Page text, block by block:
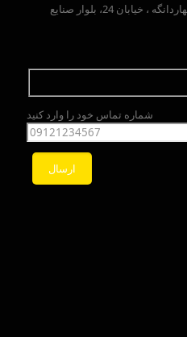
تهران، اسلامشهر،شهرک صنعتی چهاردانگه ، خیابان 24، بلوار صنایع
شماره تماس خود را وارد کنید